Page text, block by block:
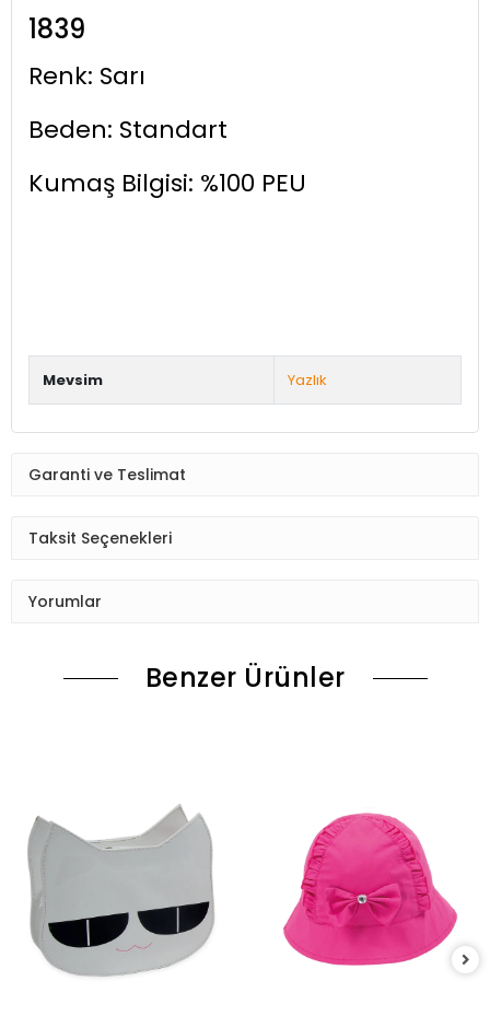
1839
Renk: Sarı
Beden: Standart
Kumaş Bilgisi: %100 PEU
Mevsim Yazlık
Garanti ve Teslimat
Taksit Seçenekleri
Yorumlar
Benzer Ürünler